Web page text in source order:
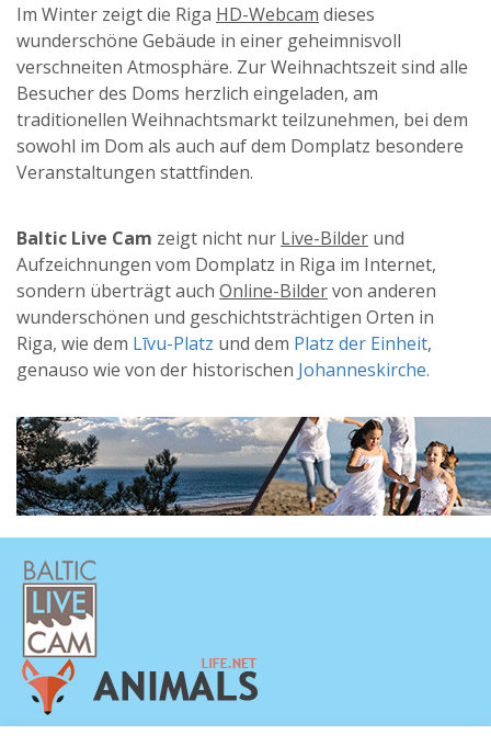
Im Winter zeigt die Riga HD-Webcam dieses
wunderschöne Gebäude in einer geheimnisvoll
verschneiten Atmosphäre. Zur Weihnachtszeit sind alle
Besucher des Doms herzlich eingeladen, am
traditionellen Weihnachtsmarkt teilzunehmen, bei dem
sowohl im Dom als auch auf dem Domplatz besondere
Veranstaltungen stattfinden.
Baltic Live Cam zeigt nicht nur Live-Bilder und
Aufzeichnungen vom Domplatz in Riga im Internet,
sondern überträgt auch Online-Bildervon anderen
wunderschönen und geschichtsträchtigen Orten in
Riga, wie dem Līvu-Platz und dem Platz der Einheit,
genauso wie von der historischen Johanneskirche.